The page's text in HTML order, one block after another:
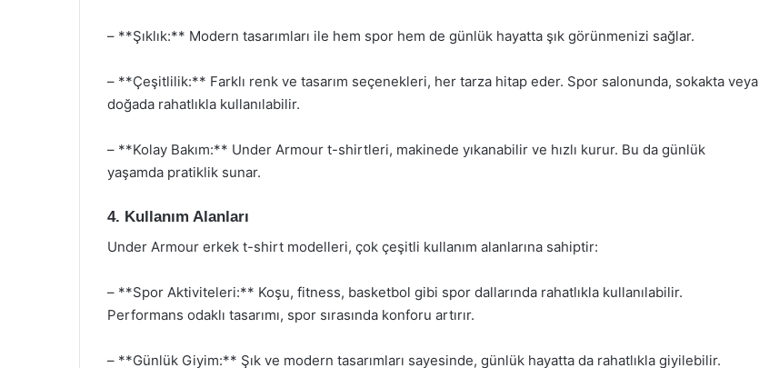
– **Şıklık:** Modern tasarımları ile hem spor hem de günlük hayatta şık görünmenizi sağlar.
– **Çeşitlilik:** Farklı renk ve tasarım seçenekleri, her tarza hitap eder. Spor salonunda, sokakta veya
doğada rahatlıkla kullanılabilir.
– **Kolay Bakım:** Under Armour t-shirtleri, makinede yıkanabilir ve hızlı kurur. Bu da günlük
yaşamda pratiklik sunar.
4. Kullanım Alanları
Under Armour erkek t-shirt modelleri, çok çeşitli kullanım alanlarına sahiptir:
– **Spor Aktiviteleri:** Koşu, fitness, basketbol gibi spor dallarında rahatlıkla kullanılabilir.
Performans odaklı tasarımı, spor sırasında konforu artırır.
– **Günlük Giyim:** Şık ve modern tasarımları sayesinde, günlük hayatta da rahatlıkla giyilebilir.